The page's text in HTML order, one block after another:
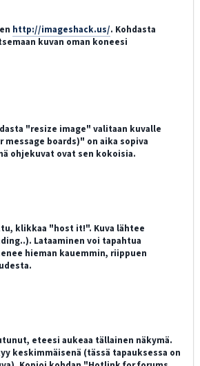
http://imageshack.us/. Kohdasta
kuvan oman koneesi
"resize image" valitaan kuvalle
message boards)" on aika sopiva
ohjekuvat ovat sen kokoisia.
klikkaa "host it!". Kuva lähtee
Lataaminen voi tapahtua
hieman kauemmin, riippuen
eteesi aukeaa tällainen näkymä.
keskimmäisenä (tässä tapauksessa on